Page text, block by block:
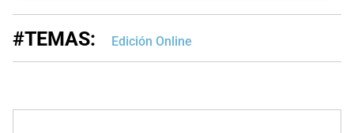
#TEMAS: Edición Online